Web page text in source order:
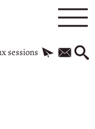
sessions